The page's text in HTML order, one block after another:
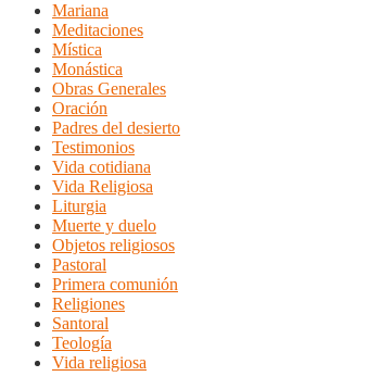
Mariana
Meditaciones
Mística
Monástica
Obras Generales
Oración
Padres del desierto
Testimonios
Vida cotidiana
Vida Religiosa
Liturgia
Muerte y duelo
Objetos religiosos
Pastoral
Primera comunión
Religiones
Santoral
Teología
Vida religiosa